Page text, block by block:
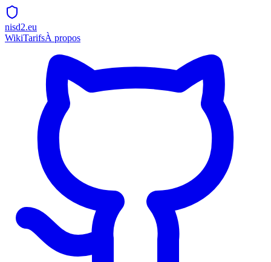
nisd2.eu
WikiTarifsÀ propos